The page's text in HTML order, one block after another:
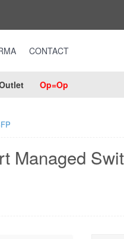
CONTACT
Op=Op
Managed